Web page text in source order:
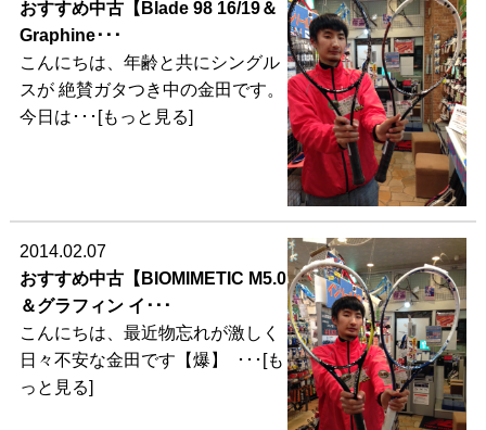
おすすめ中古【Blade 98 16/19＆
Graphine･･･
こんにちは、年齢と共にシングル
スが 絶賛ガタつき中の金田です。
今日は･･･[もっと見る]
2014.02.07
おすすめ中古【BIOMIMETIC M5.0
＆グラフィン イ･･･
こんにちは、最近物忘れが激しく
日々不安な金田です【爆】 ･･･[も
っと見る]